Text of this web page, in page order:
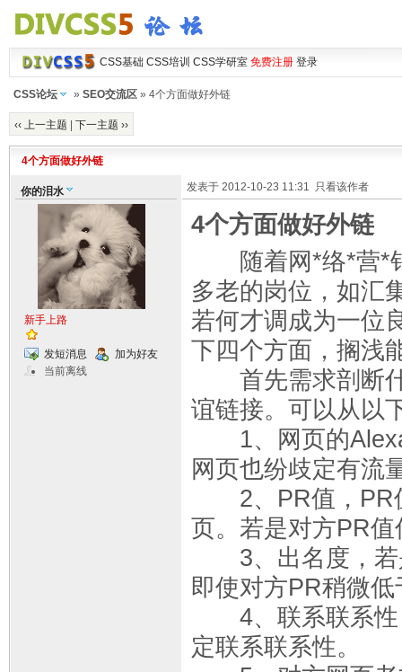
CSS基础 CSS培训 CSS学研室 免费注册 登录
CSS论坛 » SEO交流区» 4个方面做好外链
‹‹ 上一主题 下一主题 ››
4个方面做好外链
你的泪水
新手上路
发短消息
加为好友
当前离线
发表于 2012-10-23 11:31 只看该作者
4个方面做好外链
随着网*络*营*销
多老的岗位，如汇
若何才调成为一位
下四个方面，搁浅
首先需求剖断什
谊链接。可以从以
1、网页的Alexa
网页也纷歧定有流
2、PR值，PR
页。若是对方PR
3、出名度，若
即使对方PR稍微
4、联系联系性
定联系联系性。